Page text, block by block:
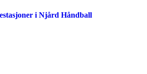
i Njård Håndball